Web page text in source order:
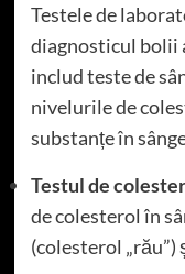
Testele de
diagnosticul bolii
includ teste de
nivelurile de
substanțe în
Testul de
de colesterol în
(colesterol „rău”)